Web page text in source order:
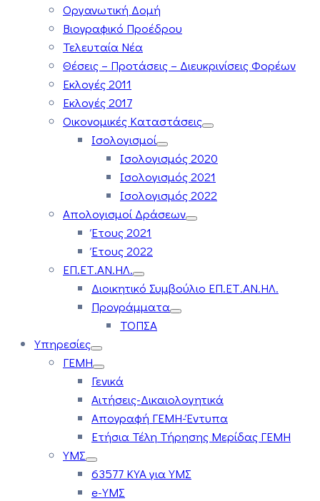
Οργανωτική Δομή
Βιογραφικό Προέδρου
Τελευταία Νέα
Θέσεις – Προτάσεις – Διευκρινίσεις Φορέων
Εκλογές 2011
Εκλογές 2017
Οικονομικές Καταστάσεις
Ισολογισμοί
Ισολογισμός 2020
Ισολογισμός 2021
Ισολογισμός 2022
Απολογισμοί Δράσεων
Έτους 2021
Έτους 2022
ΕΠ.ΕΤ.ΑΝ.ΗΛ.
Διοικητικό Συμβούλιο ΕΠ.ΕΤ.ΑΝ.ΗΛ.
Προγράμματα
ΤΟΠΣΑ
Υπηρεσίες
ΓΕΜΗ
Γενικά
Αιτήσεις-Δικαιολογητικά
Απογραφή ΓΕΜΗ-Έντυπα
Ετήσια Τέλη Τήρησης Μερίδας ΓΕΜΗ
ΥΜΣ
63577 ΚΥΑ για ΥΜΣ
e-ΥΜΣ